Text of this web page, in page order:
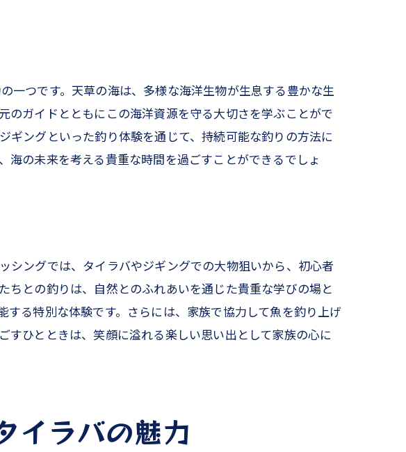
ト
ク
一つです。天草の海は、多様な海洋生物が生息する豊かな生
のガイドとともにこの海洋資源を守る大切さを学ぶことがで
ギングといった釣り体験を通じて、持続可能な釣りの方法に
海の未来を考える貴重な時間を過ごすことができるでしょ
シングでは、タイラバやジギングでの大物狙いから、初心者
ちとの釣りは、自然とのふれあいを通じた貴重な学びの場と
る特別な体験です。さらには、家族で協力して魚を釣り上げ
すひとときは、笑顔に溢れる楽しい思い出として家族の心に
イラバの魅力